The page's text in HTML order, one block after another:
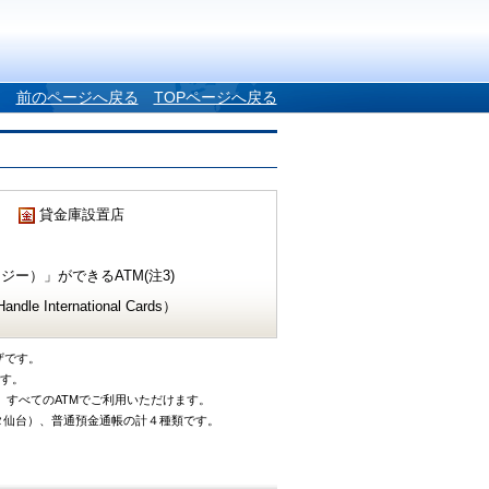
前のページへ戻る TOPページへ戻る
貸金庫設置店
ー）」ができるATM(注3)
International Cards）
す。
。
べてのATMでご利用いただけます。
台）、普通預金通帳の計４種類です。